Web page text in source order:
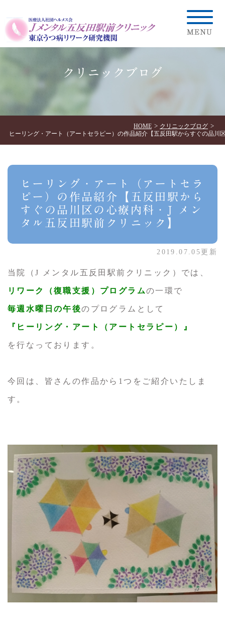
クリニックブログ
HOME
クリニックブログ
ヒーリング・アート（アートセラピー）の作品紹介【五反田駅からすぐの品川
ヒーリング・アート（アートセラ
ピー）の作品紹介【五反田駅から
すぐの品川区の心療内科・J メン
タル五反田駅前クリニック】
2019.07.05更新
当院（J メンタル五反田駅前クリニック）では、
リワーク（復職支援）プログラムの一環で
毎週水曜日の午後のプログラムとして
『ヒーリング・アート（アートセラピー）』
を行なっております。
今回は、皆さんの作品から1つをご紹介いたしま
す。